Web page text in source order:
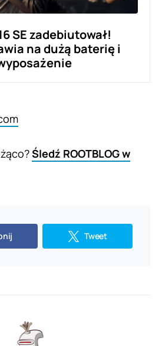
SE zadebiutował!
na dużą baterię i
Śledź ROOTBLOG w
Tweet